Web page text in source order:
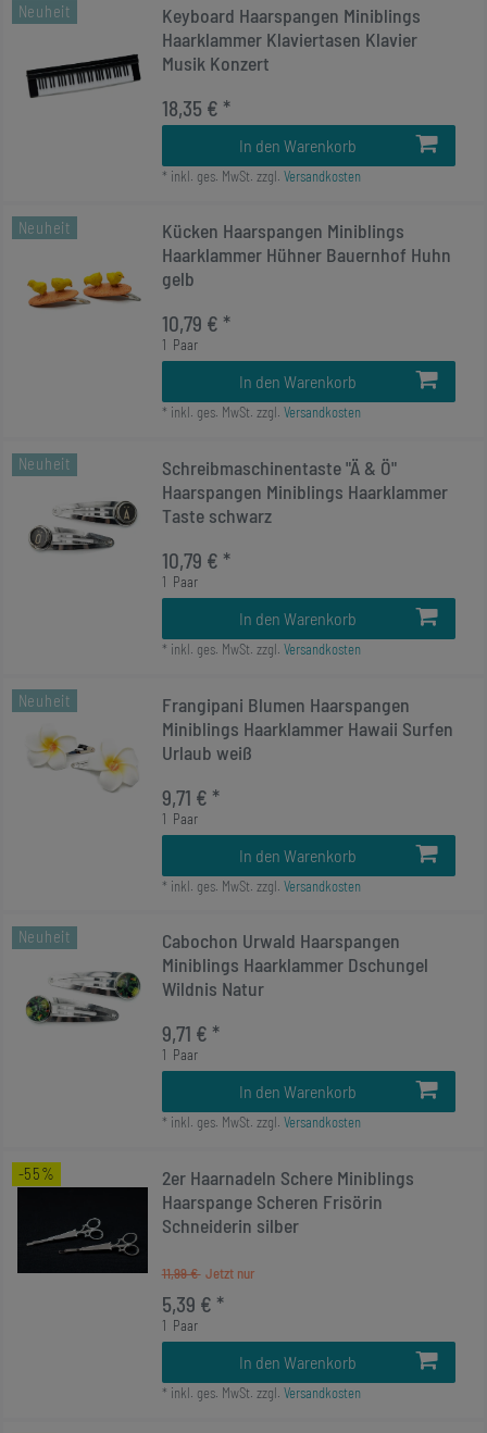
Neuheit
Keyboard Haarspangen Miniblings
Haarklammer Klaviertasen Klavier
Musik Konzert
18,35 € *
In den Warenkorb
* inkl. ges. MwSt. zzgl. Versandkosten
Neuheit
Kücken Haarspangen Miniblings
Haarklammer Hühner Bauernhof Huhn
gelb
10,79 € *
1 Paar
In den Warenkorb
* inkl. ges. MwSt. zzgl. Versandkosten
Neuheit
Schreibmaschinentaste "Ä & Ö"
Haarspangen Miniblings Haarklammer
Taste schwarz
10,79 € *
1 Paar
In den Warenkorb
* inkl. ges. MwSt. zzgl. Versandkosten
Neuheit
Frangipani Blumen Haarspangen
Miniblings Haarklammer Hawaii Surfen
Urlaub weiß
9,71 € *
1 Paar
In den Warenkorb
* inkl. ges. MwSt. zzgl. Versandkosten
Neuheit
Cabochon Urwald Haarspangen
Miniblings Haarklammer Dschungel
Wildnis Natur
9,71 € *
1 Paar
In den Warenkorb
* inkl. ges. MwSt. zzgl. Versandkosten
-55%
2er Haarnadeln Schere Miniblings
Haarspange Scheren Frisörin
Schneiderin silber
11,99 €
5,39 € *
1 Paar
In den Warenkorb
* inkl. ges. MwSt. zzgl. Versandkosten